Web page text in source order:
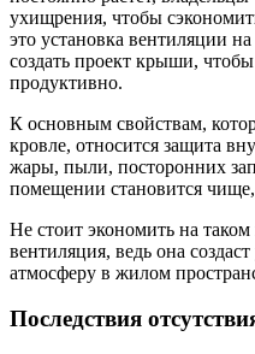
ухищрения, чтобы
это установка вентиляции
создать проект крыши,
продуктивно.
К основным свойствам,
кровле, относится защита
жары, пыли, посторонних
помещении становится
Не стоит экономить на
вентиляция, ведь она
атмосферу в жилом
Последствия